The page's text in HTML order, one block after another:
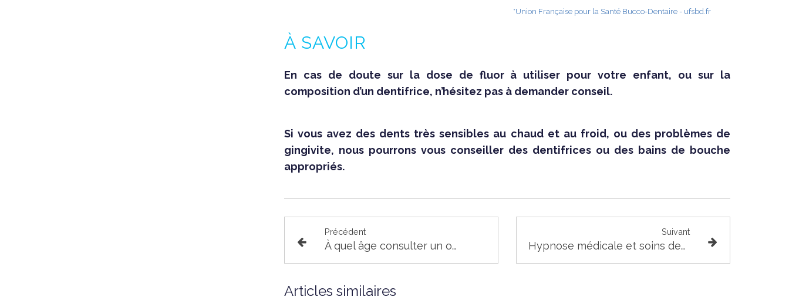
*Union Française pour la Santé Bucco-Dentaire - ufsbd.fr
À SAVOIR
En cas de doute sur la dose de fluor à utiliser pour votre enfant, ou sur la
composition d’un dentifrice, n’hésitez pas à demander conseil.
Si vous avez des dents très sensibles au chaud et au froid, ou des problèmes de
gingivite, nous pourrons vous conseiller des dentifrices ou des bains de bouche
appropriés.
Précédent
À quel âge consulter un orthodontiste ?
Suivant
Hypnose médicale et soins dentaires
Articles similaires